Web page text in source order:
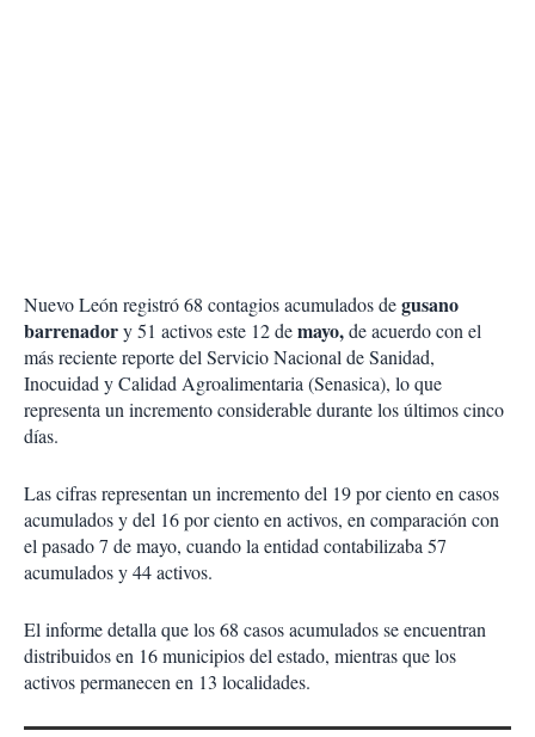
Nuevo León registró 68 contagios acumulados degusano
barrenadory 51 activos este 12 demayo,de acuerdo con el
más reciente reporte del Servicio Nacional de Sanidad,
Inocuidad y Calidad Agroalimentaria (Senasica), lo que
representa un incremento considerable durante los últimos cinco
días.
Las cifras representan un incremento del 19 por ciento en casos
acumulados y del 16 por ciento en activos, en comparación con
el pasado 7 de mayo, cuando la entidad contabilizaba 57
acumulados y 44 activos.
El informe detalla que los 68 casos acumulados se encuentran
distribuidos en 16 municipios del estado, mientras que los
activos permanecen en 13 localidades.